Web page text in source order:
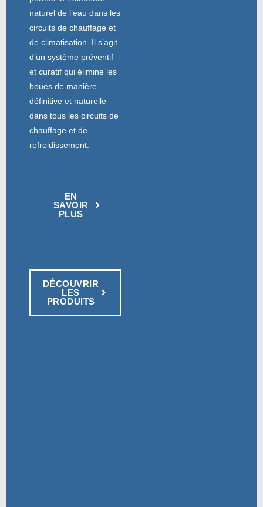
naturel de l’eau dans les
circuits de chauffage et
de climatisation. Il s’agit
d’un système préventif
et curatif qui élimine les
boues de manière
définitive et naturelle
dans tous les circuits de
chauffage et de
refroidissement.
EN
SAVOIR
PLUS
DÉCOUVRIR
LES
PRODUITS